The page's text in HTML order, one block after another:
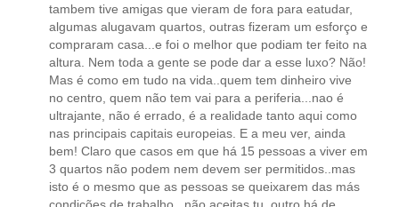
tambem tive amigas que vieram de fora para eatudar,
algumas alugavam quartos, outras fizeram um esforço e
compraram casa...e foi o melhor que podiam ter feito na
altura. Nem toda a gente se pode dar a esse luxo? Não!
Mas é como em tudo na vida..quem tem dinheiro vive
no centro, quem não tem vai para a periferia...nao é
ultrajante, não é errado, é a realidade tanto aqui como
nas principais capitais europeias. E a meu ver, ainda
bem! Claro que casos em que há 15 pessoas a viver em
3 quartos não podem nem devem ser permitidos..mas
isto é o mesmo que as pessoas se queixarem das más
condições de trabalho.. não aceitas tu, outro há de